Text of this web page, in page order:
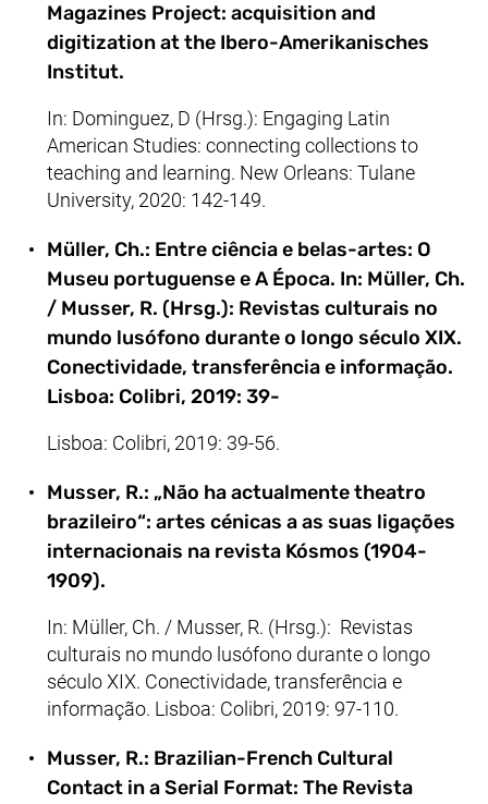
Magazines Project: acquisition and
digitization at the Ibero-Amerikanisches
Institut.
In: Dominguez, D (Hrsg.): Engaging Latin
American Studies: connecting collections to
teaching and learning. New Orleans: Tulane
University, 2020: 142-149.
Müller, Ch.: Entre ciência e belas-artes: O
Museu portuguense e A Época. In: Müller, Ch.
/ Musser, R. (Hrsg.): Revistas culturais no
mundo lusófono durante o longo século XIX.
Conectividade, transferência e informação.
Lisboa: Colibri, 2019: 39-
Lisboa: Colibri, 2019: 39-56.
Musser, R.: „Não ha actualmente theatro
brazileiro“: artes cénicas a as suas ligações
internacionais na revista Kósmos (1904-
1909).
In: Müller, Ch. / Musser, R. (Hrsg.): Revistas
culturais no mundo lusófono durante o longo
século XIX. Conectividade, transferência e
informação. Lisboa: Colibri, 2019: 97-110.
Musser, R.: Brazilian-French Cultural
Contact in a Serial Format: The Revista